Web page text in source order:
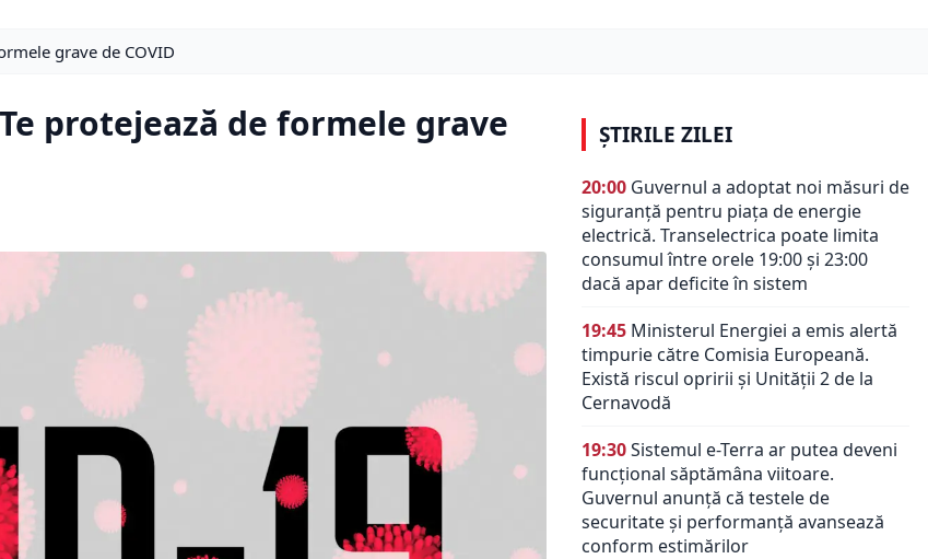
grave de COVID
protejează de formele grave
ȘTIRILE ZILEI
20:00 Guvernul a adoptat noi măsuri de
siguranță pentru piața de energie
electrică. Transelectrica poate limita
consumul între orele 19:00 și 23:00
dacă apar deficite în sistem
19:45 Ministerul Energiei a emis alertă
timpurie către Comisia Europeană.
Există riscul opririi și Unității 2 de la
Cernavodă
19:30Sistemul e-Terra ar putea deveni
funcțional săptămâna viitoare.
Guvernul anunță că testele de
securitate și performanță avansează
conform estimărilor